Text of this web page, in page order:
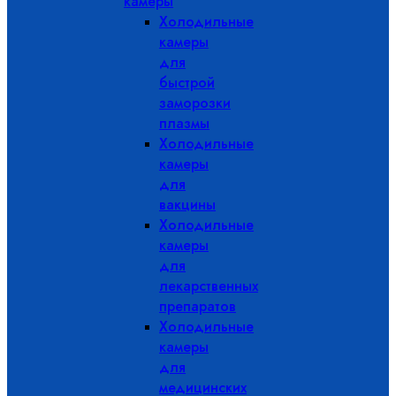
Холодильные
камеры
для
быстрой
заморозки
плазмы
Холодильные
камеры
для
вакцины
Холодильные
камеры
для
лекарственных
препаратов
Холодильные
камеры
для
медицинских